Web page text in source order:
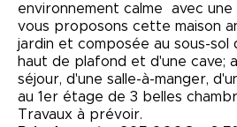
environnement calme avec une
vous proposons cette maison
jardin et composée au sous-sol
haut de plafond et d'une cave;
séjour, d'une salle-à-manger,
au 1er étage de 3 belles
Travaux à prévoir.